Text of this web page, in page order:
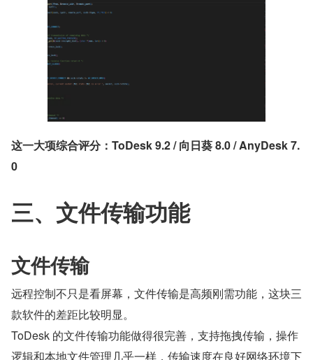
这一大项综合评分：ToDesk 9.2 / 向日葵 8.0 / AnyDesk 7.
0
三、文件传输功能
文件传输
远程控制不只是看屏幕，文件传输是高频刚需功能，这块三
款软件的差距比较明显。
ToDesk 的文件传输功能做得很完善，支持拖拽传输，操作
逻辑和本地文件管理几乎一样，传输速度在良好网络环境下